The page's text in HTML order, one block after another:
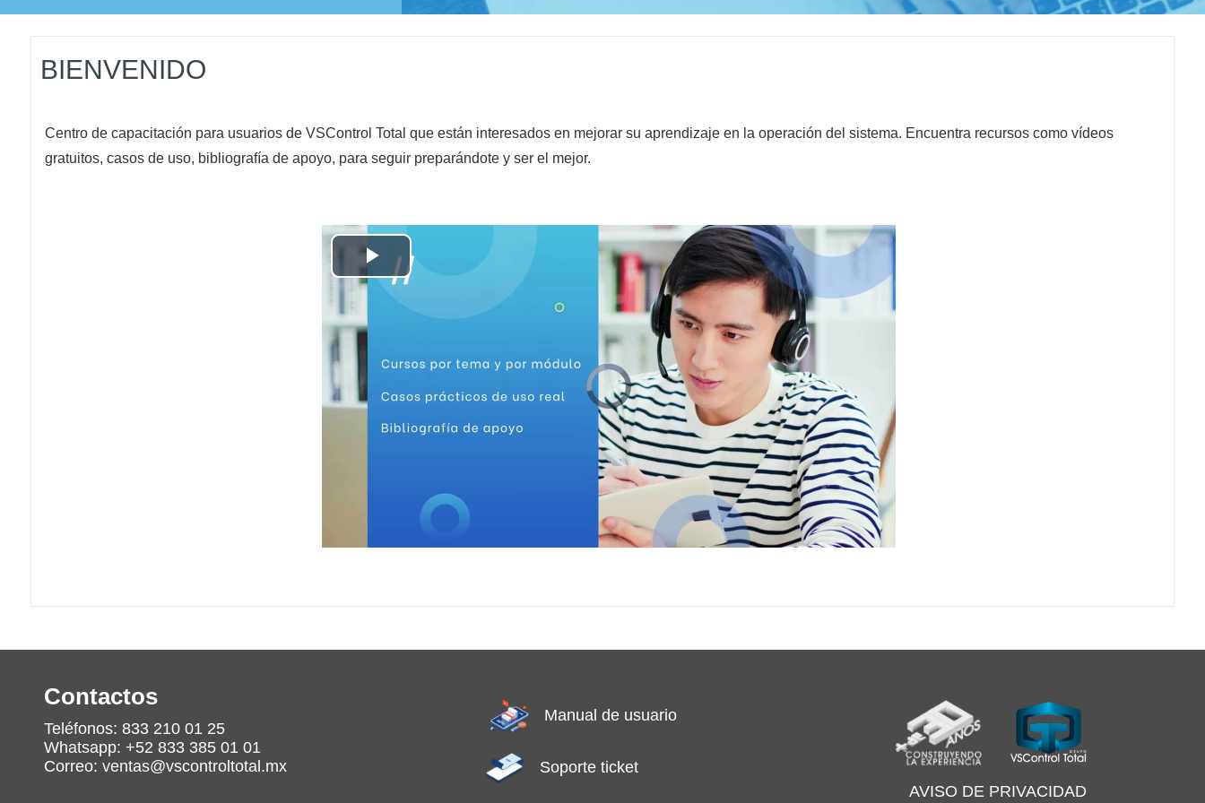
BIENVENIDO
Centro de capacitación para usuarios de VSControl Total que están interesados en mejorar su aprendizaje en la operación del sistema. Encuentra recursos como vídeos
gratuitos, casos de uso, bibliografía de apoyo, para seguir preparándote y ser el mejor.
Video
Player
is
loading.
Play
Video
Contactos
Teléfonos: 833 210 01 25
Whatsapp: +52 833 385 01 01
Correo: ventas@vscontroltotal.mx
Manual de usuario
Soporte ticket
AVISO DE PRIVACIDAD